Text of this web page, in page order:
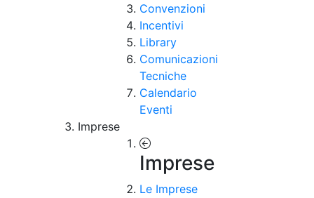
Convenzioni
Incentivi
Library
Comunicazioni
Tecniche
Calendario
Eventi
Imprese
Imprese
Le Imprese